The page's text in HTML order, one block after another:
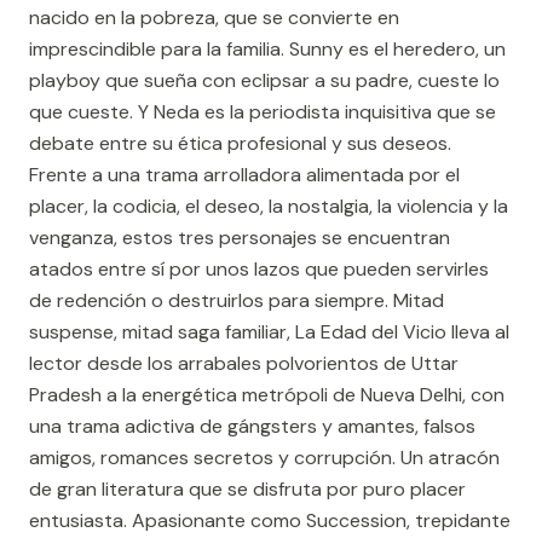
nacido en la pobreza, que se convierte en
imprescindible para la familia. Sunny es el heredero, un
playboy que sueña con eclipsar a su padre, cueste lo
que cueste. Y Neda es la periodista inquisitiva que se
debate entre su ética profesional y sus deseos.
Frente a una trama arrolladora alimentada por el
placer, la codicia, el deseo, la nostalgia, la violencia y la
venganza, estos tres personajes se encuentran
atados entre sí por unos lazos que pueden servirles
de redención o destruirlos para siempre. Mitad
suspense, mitad saga familiar, La Edad del Vicio lleva al
lector desde los arrabales polvorientos de Uttar
Pradesh a la energética metrópoli de Nueva Delhi, con
una trama adictiva de gángsters y amantes, falsos
amigos, romances secretos y corrupción. Un atracón
de gran literatura que se disfruta por puro placer
entusiasta. Apasionante como Succession, trepidante